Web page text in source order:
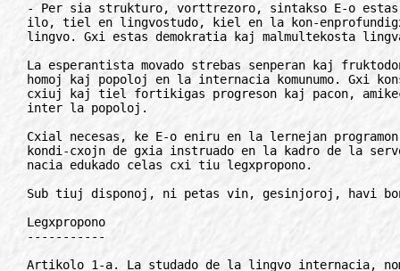
- Per sia strukturo, vorttrezoro, sintakso E-o estas
ilo, tiel en lingvostudo, kiel en la kon-
lingvo. Gxi estas demokratia kaj malmultekosta
La esperantista movado strebas senperan kaj
homoj kaj popoloj en la internacia komunumo. Gxi
cxiuj kaj tiel fortikigas progreson kaj pacon,
inter la popoloj.
Cxial necesas, ke E-o eniru en la lernejan
kondi-cxojn de gxia instruado en la kadro de la
nacia edukado celas cxi tiu legxpropono.
Sub tiuj disponoj, ni petas vin, gesinjoroj, havi
Legxpropono
-----------
Artikolo 1-a. La studado de la lingvo internacia,